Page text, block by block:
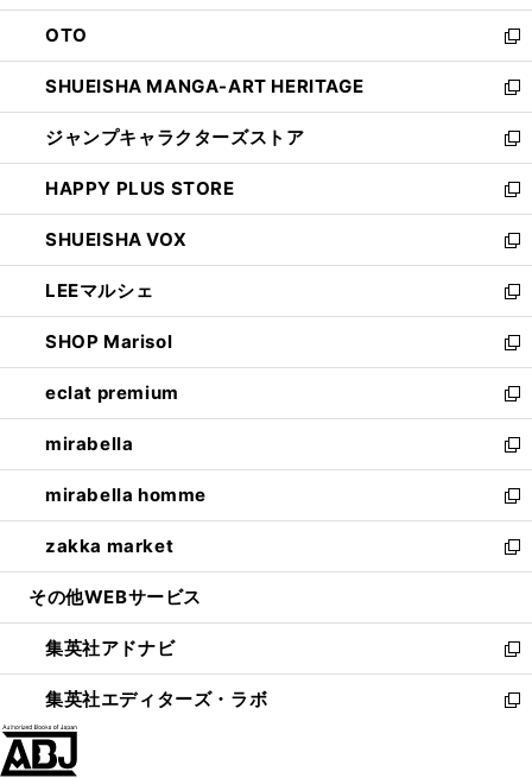
ウ
で
開
く
ン
ド
ウ
で
開
く
OTO
新
し
い
ウ
ィ
ン
ド
ウ
で
開
く
SHUEISHA MANGA-ART HERITAGE
新
し
い
ウ
ィ
ン
ド
ウ
で
開
く
ジャンプキャラクターズストア
新
し
い
ウ
ィ
ン
ド
ウ
で
開
く
HAPPY PLUS STORE
新
し
い
ウ
ィ
ン
ド
ウ
で
開
く
SHUEISHA VOX
新
し
い
ウ
ィ
ン
ド
ウ
で
開
く
LEEマルシェ
新
し
い
ウ
ィ
ン
ド
ウ
で
開
く
SHOP Marisol
新
し
い
ウ
ィ
ン
ド
ウ
で
開
eclat premium
新
し
い
ウ
ィ
ン
ド
ウ
開
く
mirabella
新
し
い
ウ
ィ
ン
ウ
で
開
く
mirabella homme
新
し
い
ウ
ン
ド
ウ
で
zakka market
新
し
ウ
ィ
ン
ド
その他WEBサービス
集英社アドナビ
新
し
い
集英社エディターズ・ラボ
新